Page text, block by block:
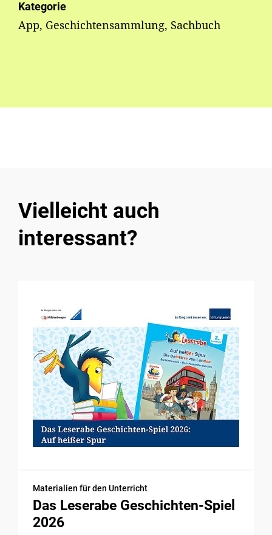
Kategorie
App, Geschichtensammlung, Sachbuch
Vielleicht auch
interessant?
Materialien für den Unterricht
Das Leserabe Geschichten-Spiel
2026